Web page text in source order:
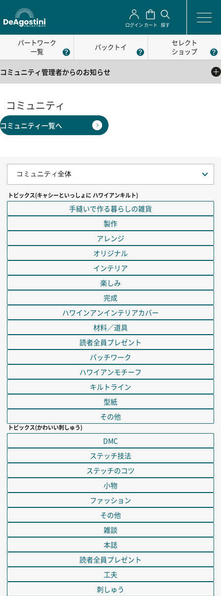
ログイン カート 探す
パートワーク
一覧
パックトイ
セレクト
ショップ
コミュニティ管理者からのお知らせ
公式コミュニティの利用方法について
2025/05/01
公式コミュニティの利用規約
コミュニティ
コミュニティ一覧へ
トピックス(キャシーといっしょに ハワイアンキルト)
手縫いで作る暮らしの雑貨
製作
アレンジ
オリジナル
インテリア
楽しみ
完成
ハワインアンインテリアカバー
材料／道具
読者全員プレゼント
パッチワーク
ハワイアンモチーフ
キルトライン
型紙
その他
トピックス(かわいい刺しゅう)
DMC
ステッチ技法
ステッチのコツ
小物
ファッション
その他
雑談
本誌
読者全員プレゼント
工夫
刺しゅう